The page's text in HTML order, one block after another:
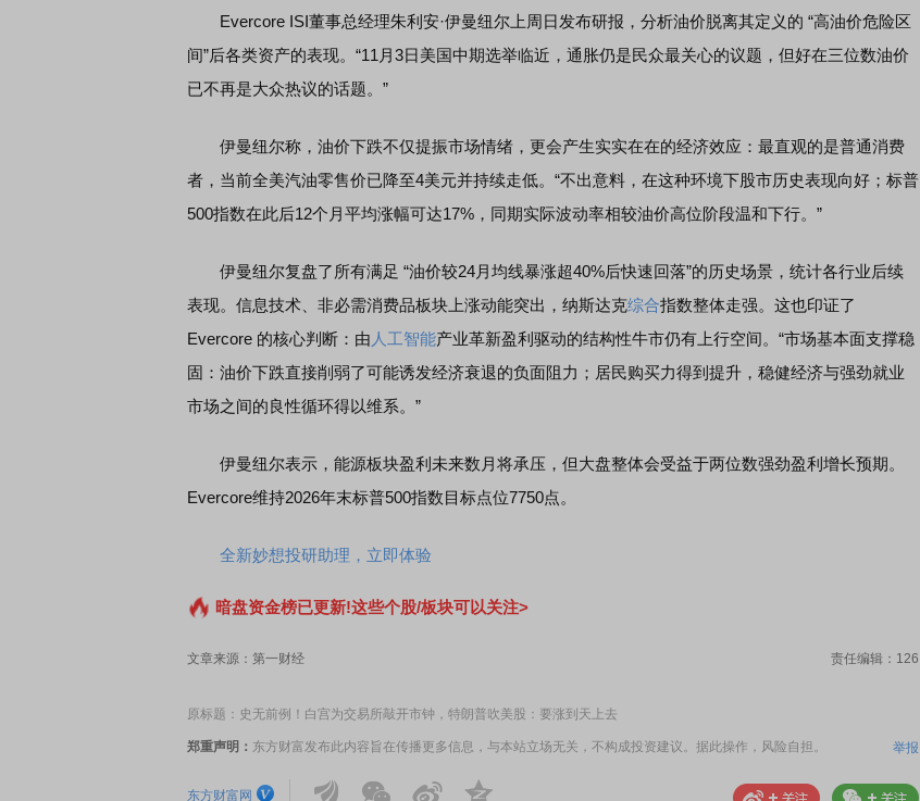
Evercore ISI董事总经理朱利安·伊曼纽尔上周日发布研报，分析油价脱离其定义的 “高油价危险区
间”后各类资产的表现。“11月3日美国中期选举临近，通胀仍是民众最关心的议题，但好在三位数油价
已不再是大众热议的话题。”
伊曼纽尔称，油价下跌不仅提振市场情绪，更会产生实实在在的经济效应：最直观的是普通消费
者，当前全美汽油零售价已降至4美元并持续走低。“不出意料，在这种环境下股市历史表现向好；标普
500指数在此后12个月平均涨幅可达17%，同期实际波动率相较油价高位阶段温和下行。”
伊曼纽尔复盘了所有满足 “油价较24月均线暴涨超40%后快速回落”的历史场景，统计各行业后续
表现。信息技术、非必需消费品板块上涨动能突出，纳斯达克综合指数整体走强。这也印证了
Evercore 的核心判断：由人工智能产业革新盈利驱动的结构性牛市仍有上行空间。“市场基本面支撑稳
固：油价下跌直接削弱了可能诱发经济衰退的负面阻力；居民购买力得到提升，稳健经济与强劲就业
市场之间的良性循环得以维系。”
伊曼纽尔表示，能源板块盈利未来数月将承压，但大盘整体会受益于两位数强劲盈利增长预期。
Evercore维持2026年末标普500指数目标点位7750点。
全新妙想投研助理，立即体验
暗盘资金榜已更新!这些个股/板块可以关注>
文章来源：第一财经 责任编辑：126
原标题：史无前例！白宫为交易所敲开市钟，特朗普吹美股：要涨到天上去
郑重声明： 东方财富发布此内容旨在传播更多信息，与本站立场无关，不构成投资建议。据此操作，风险自担。 举报
东方财富网